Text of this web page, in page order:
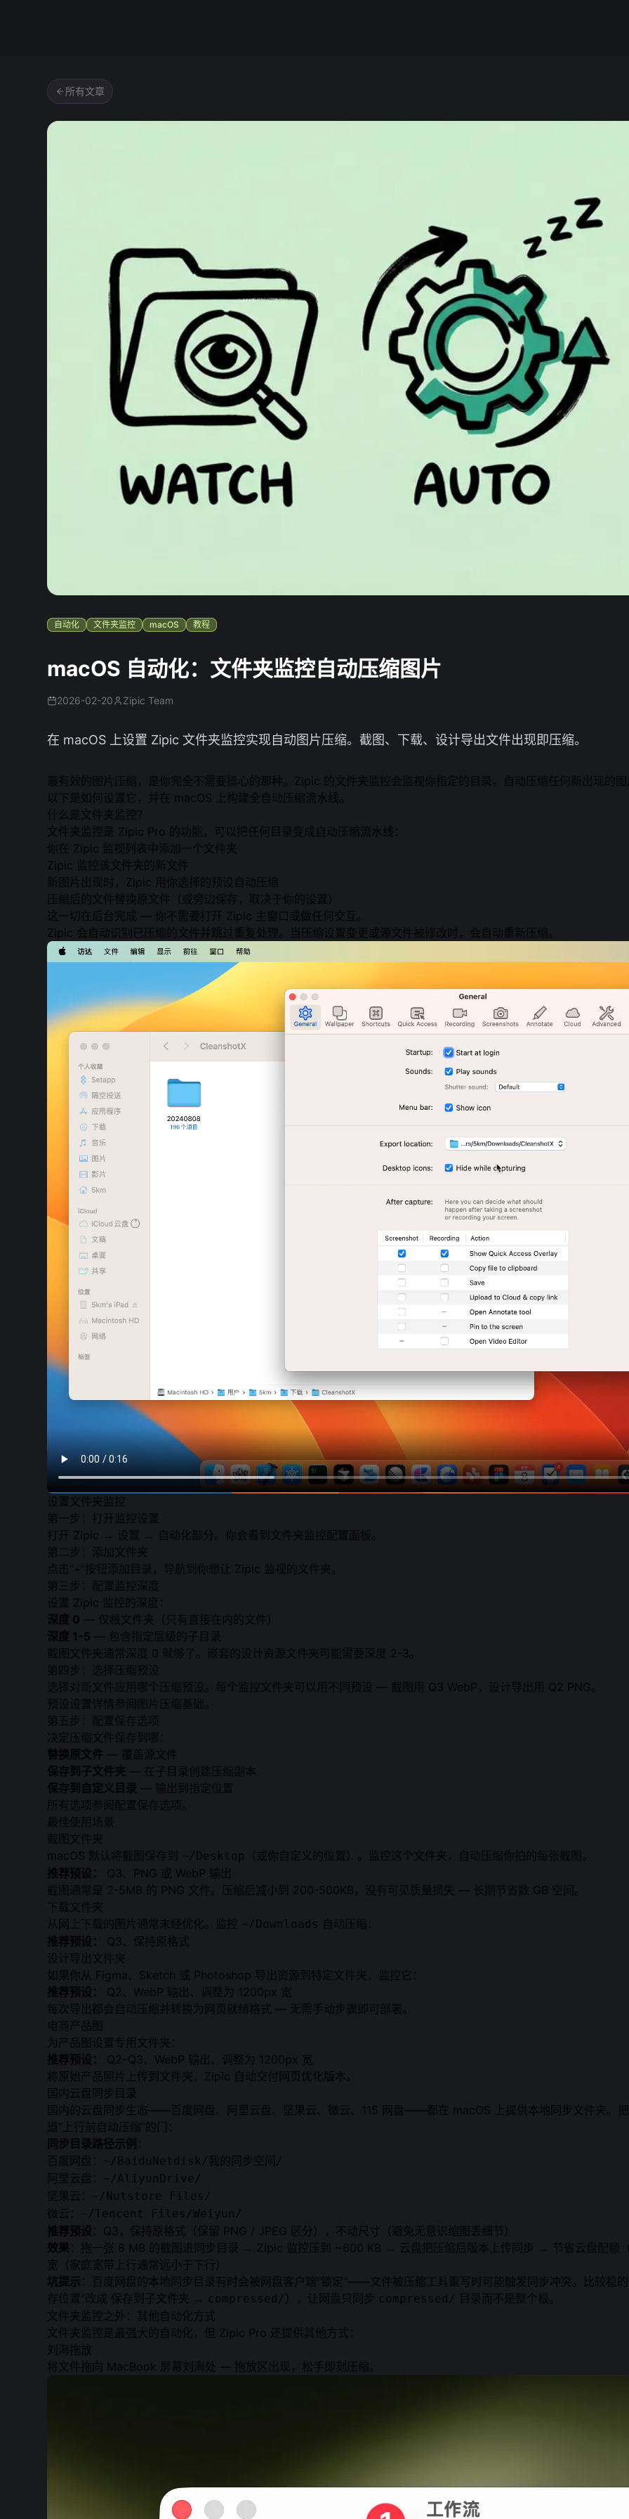
所有文章
自动化 文件夹监控 macOS 教程
macOS 自动化：文件夹监控自动压缩图片
2026-02-20 Zipic Team
在 macOS 上设置 Zipic 文件夹监控实现自动图片压缩。截图、下载、设计导出文件出现即压缩。
最有效的图片压缩，是你完全不需要操心的那种。Zipic 的文件夹监控会监视你指定的目录，自动压缩任何新出现的
以下是如何设置它，并在 macOS 上构建全自动压缩流水线。
什么是文件夹监控？
文件夹监控是 Zipic Pro 的功能，可以把任何目录变成自动压缩流水线：
你在 Zipic 监视列表中添加一个文件夹
Zipic 监控该文件夹的新文件
新图片出现时，Zipic 用你选择的预设自动压缩
压缩后的文件替换原文件（或旁边保存，取决于你的设置）
这一切在后台完成 — 你不需要打开 Zipic 主窗口或做任何交互。
Zipic 会自动识别已压缩的文件并跳过重复处理。当压缩设置变更或源文件被修改时，会自动重新压缩。
设置文件夹监控
第一步：打开监控设置
打开 Zipic → 设置 → 自动化部分。你会看到文件夹监控配置面板。
第二步：添加文件夹
点击“+“按钮添加目录，导航到你想让 Zipic 监视的文件夹。
第三步：配置监控深度
设置 Zipic 监控的深度：
深度 0 — 仅根文件夹（只有直接在内的文件）
深度 1-5 — 包含指定层级的子目录
截图文件夹通常深度 0 就够了。嵌套的设计资源文件夹可能需要深度 2-3。
第四步：选择压缩预设
选择对新文件应用哪个压缩预设。每个监控文件夹可以用不同预设 — 截图用 Q3 WebP，设计导出用 Q2 PNG。
预设设置详情参阅 图片压缩基础。
第五步：配置保存选项
决定压缩文件保存到哪：
替换原文件 — 覆盖源文件
保存到子文件夹 — 在子目录创建压缩副本
保存到自定义目录 — 输出到指定位置
所有选项参阅 配置保存选项。
最佳使用场景
截图文件夹
macOS 默认将截图保存到
~/Desktop
（或你自定义的位置）。监控这个文件夹，自动压缩你拍的每张截图。
推荐预设：
Q3、PNG 或 WebP 输出
截图通常是 2-5MB 的 PNG 文件。压缩后减小到 200-500KB，没有可见质量损失 — 长期节省数 GB 空间。
下载文件夹
从网上下载的图片通常未经优化。监控 ~/Downloads 自动压缩：
推荐预设：
Q3、保持原格式
设计导出文件夹
如果你从 Figma、Sketch 或 Photoshop 导出资源到特定文件夹，监控它：
推荐预设：
Q2、WebP 输出、调整为 1200px 宽
每次导出都会自动压缩并转换为网页就绪格式 — 无需手动步骤即可部署。
电商产品图
为产品图设置专用文件夹：
推荐预设：
Q2–Q3、WebP 输出、调整为 1200px 宽
将原始产品照片上传到文件夹，Zipic 自动交付网页优化版本。
国内云盘同步目录
国内的云盘同步生态—— 百度网盘、 阿里云盘、 坚果云、 微云、115 网盘——都在 macOS 上提供本地同步文件夹。
道“上行前自动压缩”的门：
同步目录路径示例 ：
百度网盘：
~/BaiduNetdisk/我的同步空间/
阿里云盘： ~/AliyunDrive/
坚果云： ~/Nutstore Files/
微云： ~/Tencent Files/Weiyun/
推荐预设：Q3，保持原格式（保留 PNG / JPEG 区分），不动尺寸（避免无意识缩图丢细节）
效果：拖一张 8 MB 的截图进同步目录 → Zipic 监控压到 ~600 KB → 云盘把压缩后版本上传同步 → 节省云盘配额
宽（家庭宽带上行通常远小于下行）
坑提示 ：百度网盘的本地同步目录有时会被网盘客户端“锁定”——文件被压缩工具重写时可能触发同步冲突。比较稳
存位置”改成 保存到子文件夹 → compressed/），让网盘只同步 compressed/ 目录而不是整个根。
文件夹监控之外：其他自动化方式
文件夹监控是最强大的自动化，但 Zipic Pro 还提供其他方式：
刘海拖放
将文件拖向 MacBook 屏幕刘海处 — 拖放区出现，松手即刻压缩。